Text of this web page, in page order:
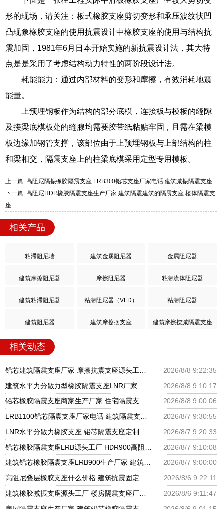
形的现场，请关注：板式橡胶支座剪切变形和承压波纹状凹
凸现象橡胶支座的使用抗震设计中橡胶支座的使用与结构抗
震加固，1981年6月日本开始实施的新抗震设计法，其大特
点是是采用了考虑结构动力特性的两阶段设计法。
耗能能力：通过内部材料的变形和摩擦，有效消耗地震
能量。
上预埋钢板作为结构的部分底模，连接板与模板的缝隙
及接梁底模板处的缝腺均需要胶带纸粘贴牢固，且需在梁模
板边缘加钢管支撑，该部位由于上预埋钢板与上部结构的柱
和梁相交，隔震支座上的柱梁底模采用定型专用模板。
上一篇: 高阻尼隔振橡胶隔震支座 LRB300铅芯支座厂家电话 建筑减振隔震支座
下一篇: 高阻尼HDR橡胶隔震支座生产厂家 建筑隔震建筑的隔震支座 楼体隔震支
座
相关产品
粘滞阻尼墙 建筑金属阻尼器 金属阻尼器
建筑摩擦阻尼器 摩擦阻尼器 粘滞流体阻尼器
建筑粘滞阻尼器 粘滞阻尼器（VFD） 粘滞阻尼器
建筑阻尼器 建筑摩擦摆支座 建筑摩擦摆减隔震支座
相关动态
铅芯建筑隔震支座厂家 摩擦抗震支座源头工厂 圆形高阻尼橡胶隔震支座的生产厂家
2026/8/8 9:22:35
建筑水平力分散力型橡胶隔震支座LNR厂家 铅芯减震支座生产厂家 橡胶减隔震支座厂家
2026/8/8 9:10:17
铅芯橡胶隔震支座商家生产厂家 住宅隔震支座厂家 建筑高阻泥隔震支座生产厂家
2026/8/8 9:00:06
LRB1100铅芯隔震支座厂家电话 建筑隔震支座LNRP源头工厂 LNR600天然橡胶隔震支座多少钱
2026/8/7 9:30:55
LNR水平分散力橡胶支座 铅芯隔震支座定制厂家 建筑隔震层隔震支座生产厂家
2026/8/7 9:20:33
铅芯橡胶隔震支座LRB源头工厂 HDR900高阻尼隔震支座源头工厂 橡胶建筑支座厂家电话
2026/8/7 9:10:08
建筑铅芯橡胶隔震支座LRB900生产厂家 建筑隔震支座HDR生产厂家 LRB400型支座生产厂家
2026/8/7 9:00:00
高阻尼叠层橡胶支座什么价格 建筑抗震固定支座 隔震支座LRB900厂家
2026/8/6 9:22:11
建筑橡胶减振支座源头工厂 楼房隔震支座厂商生产厂家 建筑减隔震支座
2026/8/6 9:11:47